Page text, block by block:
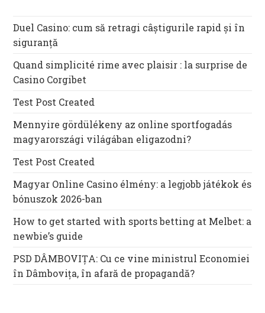
Duel Casino: cum să retragi câștigurile rapid și în
siguranță
Quand simplicité rime avec plaisir : la surprise de
Casino Corgibet
Test Post Created
Mennyire gördülékeny az online sportfogadás
magyarországi világában eligazodni?
Test Post Created
Magyar Online Casino élmény: a legjobb játékok és
bónuszok 2026-ban
How to get started with sports betting at Melbet: a
newbie’s guide
PSD DÂMBOVIȚA: Cu ce vine ministrul Economiei
în Dâmbovița, în afară de propagandă?